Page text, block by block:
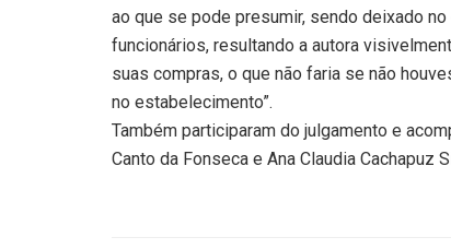
ao que se pode presumir, sendo deixado
funcionários, resultando a autora
suas compras, o que não faria se não
no estabelecimento”.
Também participaram do julgamento e
Canto da Fonseca e Ana Claudia Cachapuz